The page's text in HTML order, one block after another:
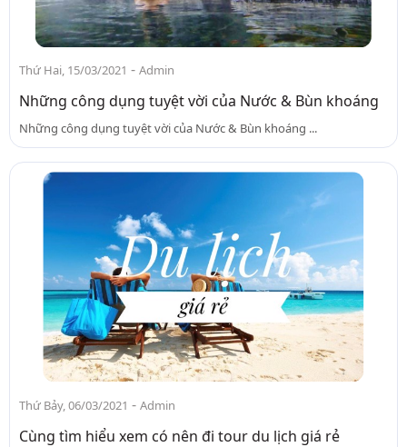
Thứ Hai, 15/03/2021 - Admin
Những công dụng tuyệt vời của Nước & Bùn khoáng
Những công dụng tuyệt vời của Nước & Bùn khoáng ...
Thứ Bảy, 06/03/2021 - Admin
Cùng tìm hiểu xem có nên đi tour du lịch giá rẻ